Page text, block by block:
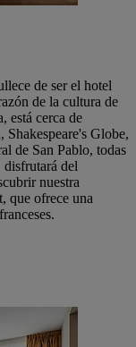
de ser el hotel
de la cultura de
está cerca de
Shakespeare's Globe,
de San Pablo, todas
disfrutará del
nuestra
que ofrece una